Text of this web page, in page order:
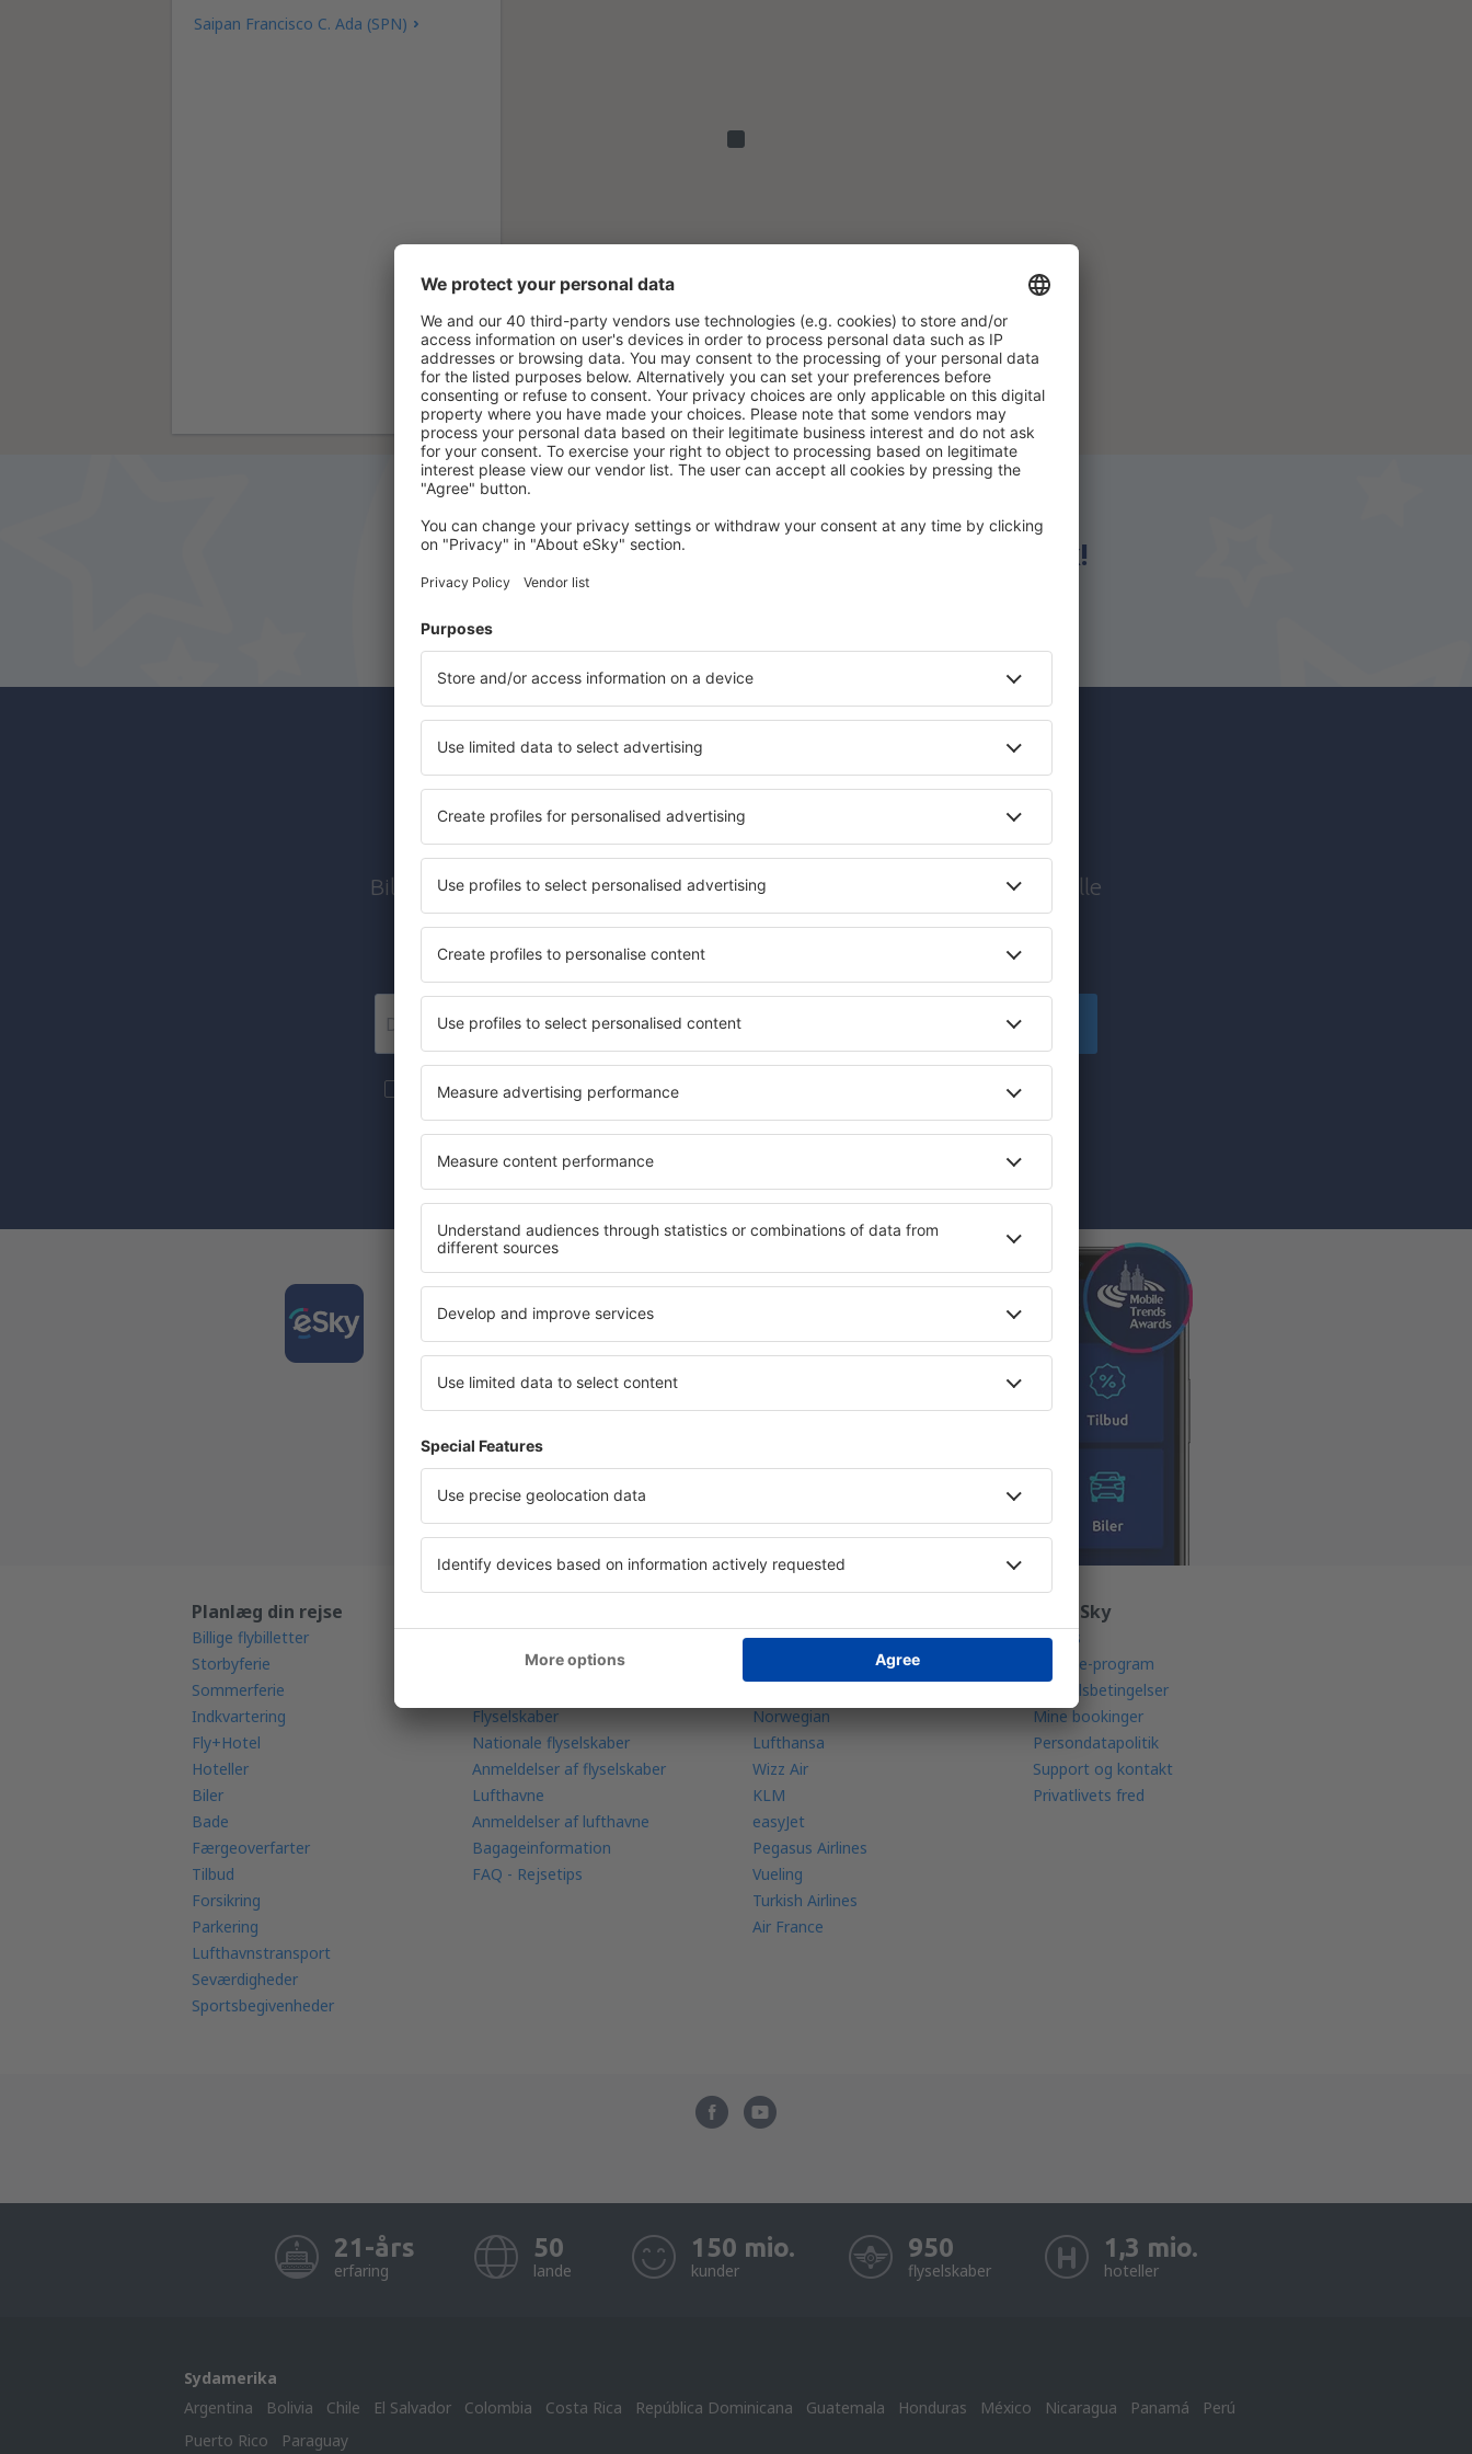
Saipan Francisco C. Ada (SPN)
Spar tid og penge!
Book Fly+Hotel på eskytravel.dk!
Abonnenter på nyhedsbrevet rejsere
oftere for færre penge
Billige flyrejser, storbyferier, sommerferier – få unikke rejsetilbud før alle
andre.
Vi sender kun de bedste, det lover vi!
Abonner
Flere rejser til gode priser i vores nyhedsbrev.
behandlingen af dine personlige data
Download vores app
nemt dine rejser
Den bedst bedømte app i rejsekategorien
Nye daglige tilbud lige ved hånden
Alle dine bookinger samlet ét sted
Planlæg din rejse
Billige flybilletter
Storbyferie
Sommerferie
Indkvartering
Fly+Hotel
Hoteller
Biler
Bade
Færgeoverfarter
Tilbud
Forsikring
Parkering
Lufthavnstransport
Seværdigheder
Sportsbegivenheder
MultiLine
Flyselskaber
Nationale flyselskaber
Anmeldelser af flyselskaber
Lufthavne
Anmeldelser af lufthavne
Bagageinformation
FAQ - Rejsetips
Ryanair
Norwegian
Lufthansa
Wizz Air
KLM
easyJet
Pegasus Airlines
Vueling
Turkish Airlines
Air France
Om eSky
Om os
Affiliate-program
Handelsbetingelser
Mine bookinger
Persondatapolitik
Support og kontakt
Privatlivets fred
21-års
erfaring
50
lande
150 mio.
kunder
950
flyselskaber
1,3 mio.
hoteller
Sydamerika
Argentina
Bolivia Chile El Salvador Colombia Costa Rica República Dominicana Guatemala Honduras México Nicaragua Panamá
Perú
Puerto Rico
Paraguay